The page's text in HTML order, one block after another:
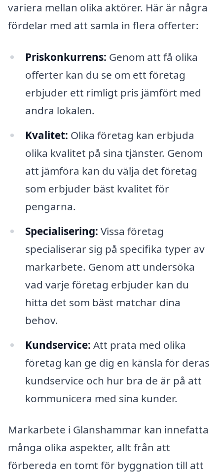
variera mellan olika aktörer. Här är några
fördelar med att samla in flera offerter:
Priskonkurrens: Genom att få olika
offerter kan du se om ett företag
erbjuder ett rimligt pris jämfört med
andra lokalen.
Kvalitet: Olika företag kan erbjuda
olika kvalitet på sina tjänster. Genom
att jämföra kan du välja det företag
som erbjuder bäst kvalitet för
pengarna.
Specialisering: Vissa företag
specialiserar sig på specifika typer av
markarbete. Genom att undersöka
vad varje företag erbjuder kan du
hitta det som bäst matchar dina
behov.
Kundservice: Att prata med olika
företag kan ge dig en känsla för deras
kundservice och hur bra de är på att
kommunicera med sina kunder.
Markarbete i Glanshammar kan innefatta
många olika aspekter, allt från att
förbereda en tomt för byggnation till att